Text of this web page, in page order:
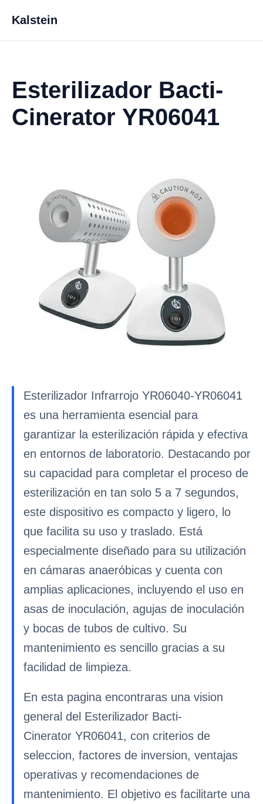
Kalstein
Esterilizador Bacti-
Cinerator YR06041
Esterilizador Infrarrojo YR06040-YR06041
es una herramienta esencial para
garantizar la esterilización rápida y efectiva
en entornos de laboratorio. Destacando por
su capacidad para completar el proceso de
esterilización en tan solo 5 a 7 segundos,
este dispositivo es compacto y ligero, lo
que facilita su uso y traslado. Está
especialmente diseñado para su utilización
en cámaras anaeróbicas y cuenta con
amplias aplicaciones, incluyendo el uso en
asas de inoculación, agujas de inoculación
y bocas de tubos de cultivo. Su
mantenimiento es sencillo gracias a su
facilidad de limpieza.
En esta pagina encontraras una vision
general del Esterilizador Bacti-
Cinerator YR06041, con criterios de
seleccion, factores de inversion, ventajas
operativas y recomendaciones de
mantenimiento. El objetivo es facilitarte una